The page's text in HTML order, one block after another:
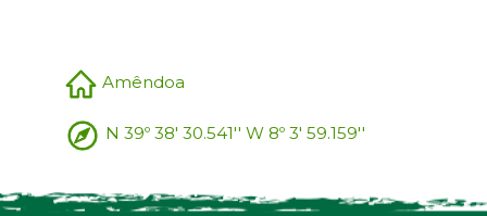
Amêndoa
N 39º 38' 30.541'' W 8º 3' 59.159''